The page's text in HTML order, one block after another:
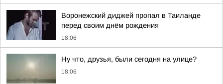
Воронежский диджей пропал в Таиланде
перед своим днём рождения
18:06
Ну что, друзья, были сегодня на улице?
18:06